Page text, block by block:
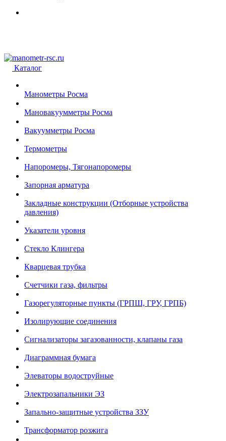
Каталог
Манометры Росма
Мановакуумметры Росма
Вакуумметры Росма
Термометры
Напоромеры, Тягонапоромеры
Запорная арматура
Закладные конструкции (Отборные устройства
давления)
Указатели уровня
Стекло Клингера
Кварцевая трубка
Счетчики газа, фильтры
Газорегуляторные пункты (ГРПШ, ГРУ, ГРПБ)
Изолирующие соединения
Сигнализаторы загазованности, клапаны газа
Диаграммная бумага
Элеваторы водоструйные
Электрозапальники ЭЗ
Запально-защитные устройства ЗЗУ
Трансформатор розжига